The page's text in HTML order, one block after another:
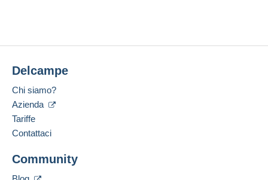
Delcampe
Chi siamo?
Azienda
Tariffe
Contattaci
Community